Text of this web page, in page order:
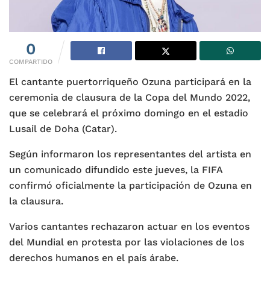
0
COMPARTIDO
El cantante puertorriqueño Ozuna participará en la
ceremonia de clausura de la Copa del Mundo 2022,
que se celebrará el próximo domingo en el estadio
Lusail de Doha (Catar).
Según informaron los representantes del artista en
un comunicado difundido este jueves, la FIFA
confirmó oficialmente la participación de Ozuna en
la clausura.
Varios cantantes rechazaron actuar en los eventos
del Mundial en protesta por las violaciones de los
derechos humanos en el país árabe.